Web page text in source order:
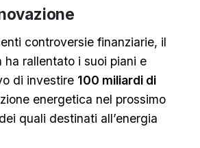
controversie finanziarie, il
ha rallentato i suoi piani e
di investire 100 miliardi di
energetica nel prossimo
quali destinati all’energia